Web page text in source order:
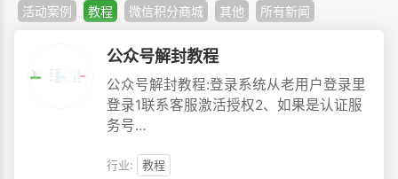
活动案例
教程 微信积分商城 其他 所有新闻
公众号解封教程
公众号解封教程:登录系统从老用户登录里
登录1联系客服激活授权2、如果是认证服
务号…
行业: 教程